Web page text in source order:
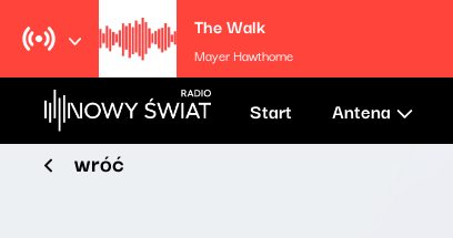
The Walk
Mayer Hawthorne
Start Antena
wróć